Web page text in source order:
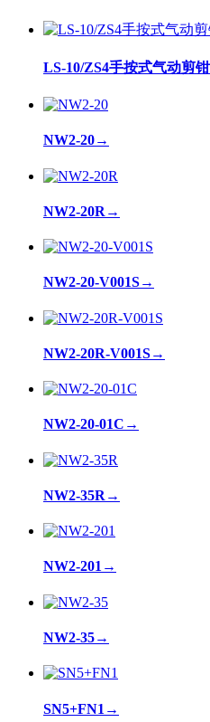
LS-10/ZS4手按式气动剪
NW2-20→
NW2-20R →
NW2-20-V001S→
NW2-20R-V001S→
NW2-20-01C →
NW2-35R →
NW2-201→
NW2-35→
SN5+FN1 →